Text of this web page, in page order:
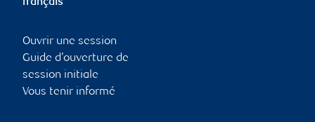
français
Ouvrir une session
Guide d’ouverture de
session initiale
Vous tenir informé